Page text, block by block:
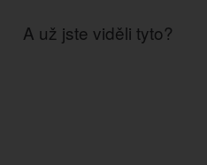
A už jste viděli tyto?